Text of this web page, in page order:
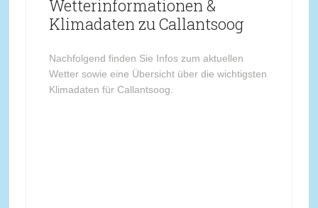
Wetterinformationen &
Klimadaten zu Callantsoog
Nachfolgend finden Sie Infos zum aktuellen
Wetter sowie eine Übersicht über die wichtigsten
Klimadaten für Callantsoog.